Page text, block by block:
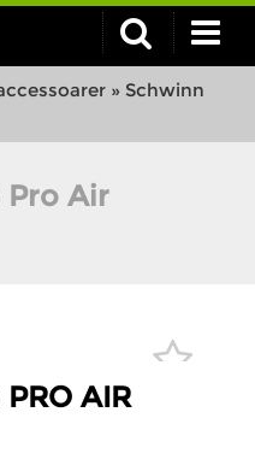
» Schwinn
Pro Air
AIR